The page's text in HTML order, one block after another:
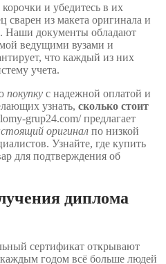
и убедитесь в их
сварен из макета оригинала и
Наши документы обладают
ведущими вузами и
что каждый из них
учета.
покупку с надежной оплатой и
узнать, сколько стоит
grup24.com/ предлагает
оригинал по низкой
Узнайте, где купить
для подтверждения об
диплома
сертификат открывают
годом всё больше людей